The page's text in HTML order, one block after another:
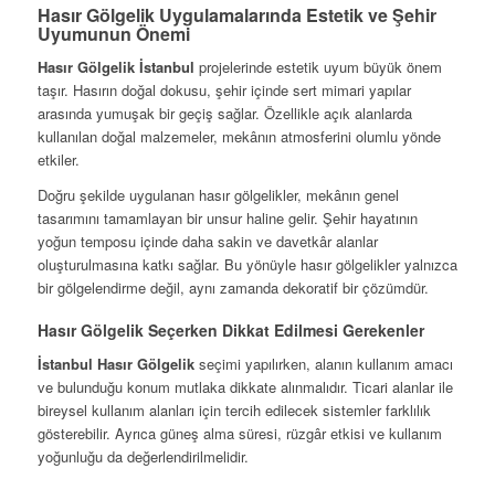
Hasır Gölgelik Uygulamalarında Estetik ve Şehir
Uyumunun Önemi
Hasır Gölgelik İstanbul projelerinde estetik uyum büyük önem
taşır. Hasırın doğal dokusu, şehir içinde sert mimari yapılar
arasında yumuşak bir geçiş sağlar. Özellikle açık alanlarda
kullanılan doğal malzemeler, mekânın atmosferini olumlu yönde
etkiler.
Doğru şekilde uygulanan hasır gölgelikler, mekânın genel
tasarımını tamamlayan bir unsur haline gelir. Şehir hayatının
yoğun temposu içinde daha sakin ve davetkâr alanlar
oluşturulmasına katkı sağlar. Bu yönüyle hasır gölgelikler yalnızca
bir gölgelendirme değil, aynı zamanda dekoratif bir çözümdür.
Hasır Gölgelik Seçerken Dikkat Edilmesi Gerekenler
İstanbul Hasır Gölgelikseçimi yapılırken, alanın kullanım amacı
ve bulunduğu konum mutlaka dikkate alınmalıdır. Ticari alanlar ile
bireysel kullanım alanları için tercih edilecek sistemler farklılık
gösterebilir. Ayrıca güneş alma süresi, rüzgâr etkisi ve kullanım
yoğunluğu da değerlendirilmelidir.